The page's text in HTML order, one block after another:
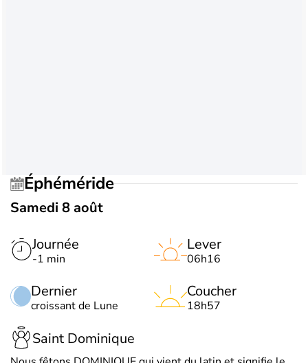
Éphéméride
Samedi 8 août
Journée
-1 min
Dernier
croissant de Lune
Lever
06h16
Coucher
18h57
Saint Dominique